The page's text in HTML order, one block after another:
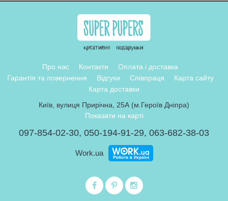
Про нас Контакти
Оплата і доставка
Гарантія та повернення
Відгуки Співпраця
Карта сайту
Карта доставки
Київ, вулиця Прирічна, 25А (м.Героїв Дніпра)
Показати на карті
097-854-02-30, 050-194-91-29, 063-682-38-03
Work.ua